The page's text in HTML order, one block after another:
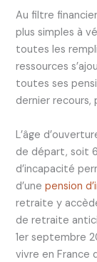
Au filtre
plus simples à
toutes les
ressources
toutes ses
dernier
L’âge
de départ, soit
d’incapacité
d’unepension
retraite y
de retraite
1er septembre
vivre en France